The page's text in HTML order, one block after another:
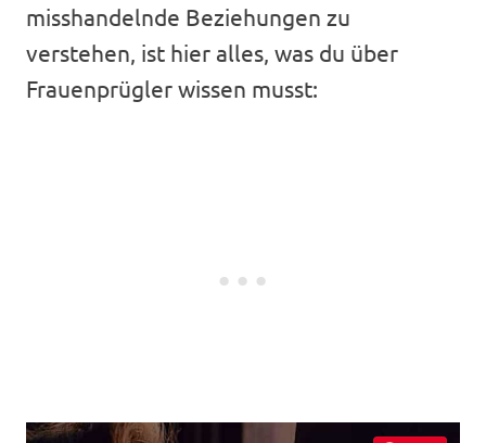
misshandelnde Beziehungen zu
verstehen, ist hier alles, was du über
Frauenprügler wissen musst: